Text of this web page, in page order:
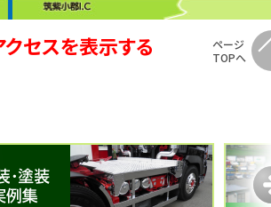
セスを表示する
ページ
TOPへ